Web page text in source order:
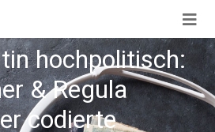
hochpolitisch:
& Regula
codierte